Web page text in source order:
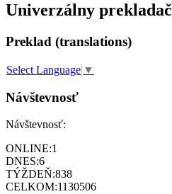
Univerzálny prekladač
Preklad (translations)
Select Language ▼
Návštevnosť
Návštevnosť:
ONLINE:1
DNES:6
TÝŽDEŇ:838
CELKOM:1130506